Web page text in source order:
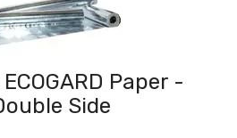
Pelapis Dinding
& Wiremesh
Penanggulangan Kebakaran
Elektronik
Paper -
Side